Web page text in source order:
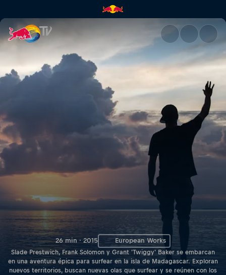
Exploring Madagascar | Red
26 min · 2015 European Works
Slade Prestwich, Frank Solomon y Grant 'Twiggy' Baker se embarcan
en una aventura épica para surfear en la isla de Madagascar. Exploran
nuevos territorios, buscan nuevas olas que surfear y se reúnen con los